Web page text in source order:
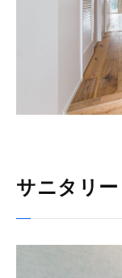
サニタリー